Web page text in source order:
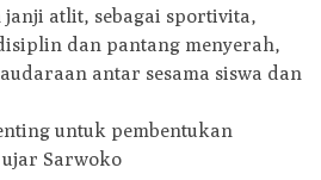
janji atlit, sebagai sportivita,
dan pantang menyerah,
antar sesama siswa dan
untuk pembentukan
ujar Sarwoko